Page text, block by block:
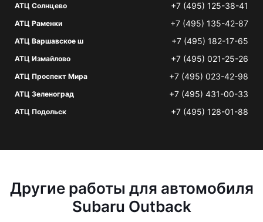
АТЦ Солнцево +7 (495) 125-38-41
АТЦ Раменки +7 (495) 135-42-87
АТЦ Варшавское ш +7 (495) 182-17-65
АТЦ Измайлово +7 (495) 021-25-26
АТЦ Проспект Мира +7 (495) 023-42-98
АТЦ Зеленоград +7 (495) 431-00-33
АТЦ Подольск +7 (495) 128-01-88
Другие работы для автомобиля
Subaru Outback